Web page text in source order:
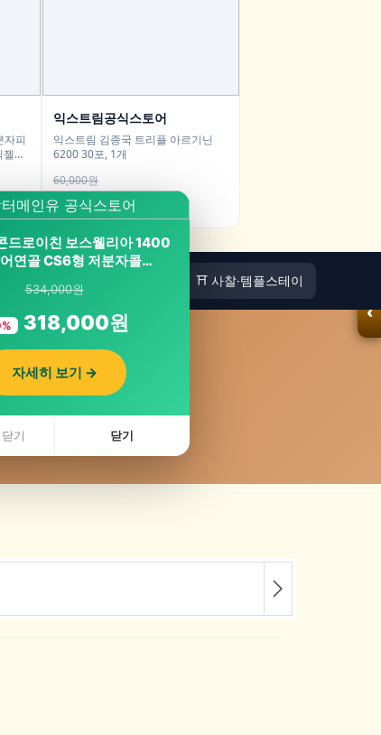
‹
자피
리
익스트림공식스토어
익스트림 김종국 트리플 아르기닌
6200 30포, 1개
60,000원
23%46,000원
⛩️ 사찰·템플스테이
콜
드로이친 보스웰리아 1400
연골 CS6형 저분자콜…
534,000원
318,000원
자세히 보기 →
기 닫기